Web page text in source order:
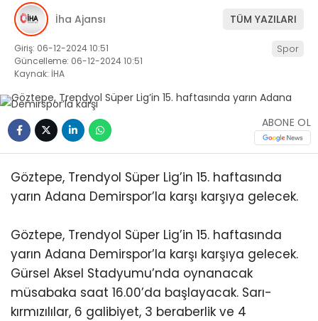
İha Ajansı TÜM YAZILARI
Giriş: 06-12-2024 10:51
Güncelleme: 06-12-2024 10:51
Kaynak: İHA
Spor
ABONE OL
Göztepe, Trendyol Süper Lig’in 15. haftasında
yarın Adana Demirspor’la karşı karşıya gelecek.
Göztepe, Trendyol Süper Lig’in 15. haftasında
yarın Adana Demirspor’la karşı karşıya gelecek.
Gürsel Aksel Stadyumu’nda oynanacak
müsabaka saat 16.00’da başlayacak. Sarı-
kırmızılılar, 6 galibiyet, 3 beraberlik ve 4